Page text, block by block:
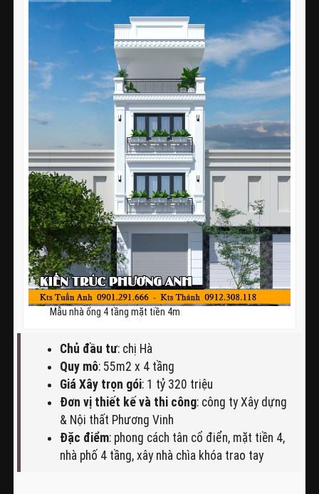
Mẫu nhà ống 4 tầng mặt tiền 4m
Chủ đầu tư: chị Hà
Quy mô: 55m2 x 4 tầng
Giá Xây trọn gói: 1 tỷ 320 triệu
Đơn vị thiết kế và thi công: công ty Xây dựng
& Nội thất Phương Vinh
Đặc điểm: phong cách tân cổ điển, mặt tiền 4,
nhà phố 4 tầng, xây nhà chìa khóa trao tay